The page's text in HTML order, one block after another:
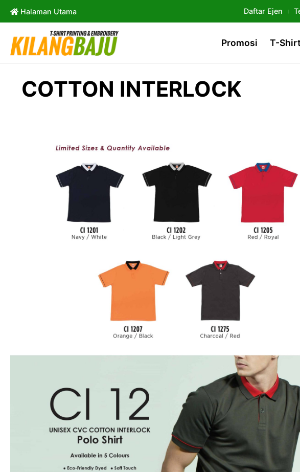
Halaman Utama Daftar Ejen
Promosi T-Shirt
COTTON INTERLOCK